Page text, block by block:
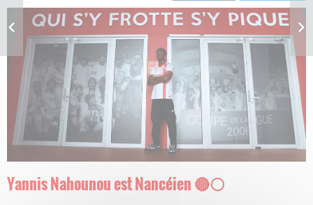
Yannis Nahounou est Nancéien 🔴⚪️